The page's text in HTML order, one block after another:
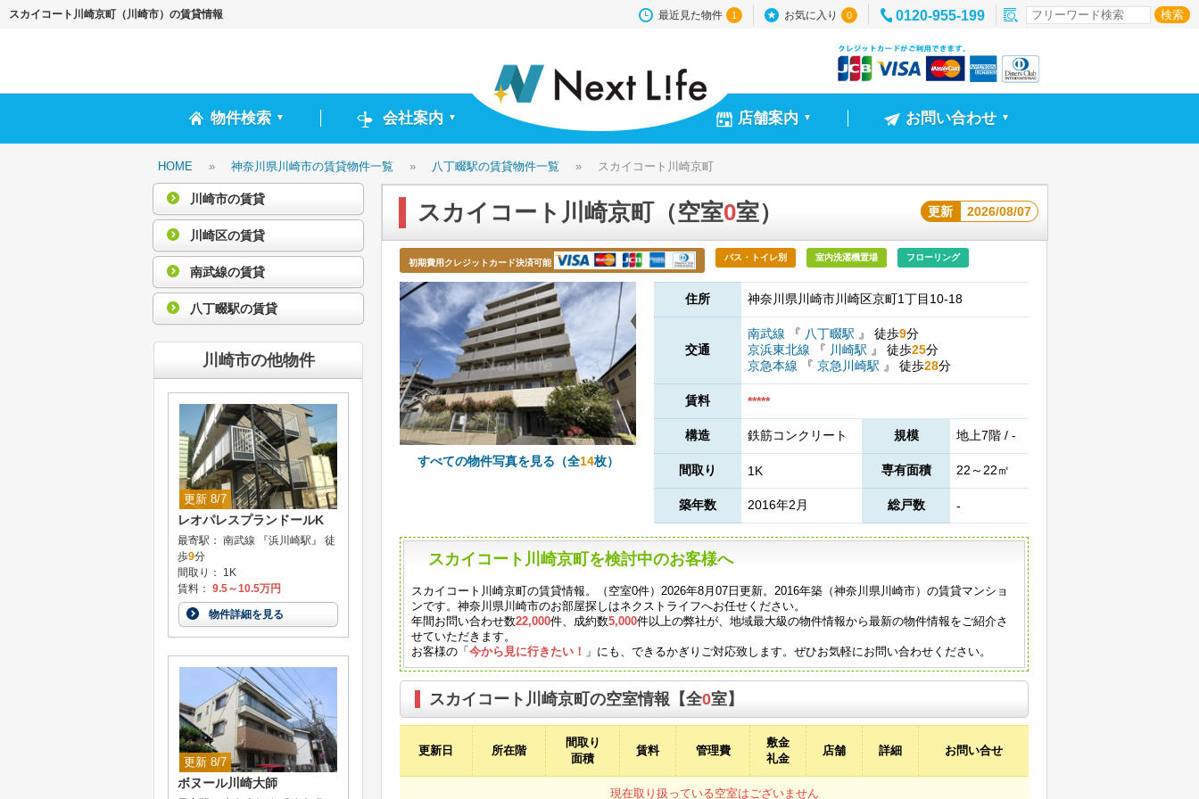
スカイコート川崎京町（川崎市）の賃貸情報 最近見た物件 1 お気に入り 0 0120-955-199
物件検索 ▼ 会社案内 ▼ 店舗案内 ▼ お問い合わせ ▼
HOME » 神奈川県川崎市の賃貸物件一覧 » 八丁畷駅の賃貸物件一覧 » スカイコート川崎京町
スカイコート川崎京町（空室0室） 更新 2026/08/07
初期費用クレジットカード決済可能
バス・トイレ別 室内洗濯機置場 フローリング
すべての物件写真を見る（全14枚）
住所 神奈川県川崎市川崎区京町1丁目10-18
交通
南武線 『 八丁畷駅 』 徒歩9分
京浜東北線
『 川崎駅 』 徒歩25分
京急本線
『 京急川崎駅 』 徒歩28分
賃料 *****
構造 鉄筋コンクリート 規模 地上7階 / -
間取り 1K 専有面積 22～22㎡
築年数 2016年2月 総戸数 -
スカイコート川崎京町を検討中のお客様へ
スカイコート川崎京町の賃貸情報。（空室0件）2026年8月07日更新。2016年築（神奈川県川崎市）の賃貸マンショ
ンです。神奈川県川崎市のお部屋探しはネクストライフへお任せください。
年間お問い合わせ数22,000件、成約数5,000件以上の弊社が、地域最大級の物件情報から最新の物件情報をご紹介さ
せていただきます。
お客様の「今から見に行きたい！ 」にも、できるかぎりご対応致します。ぜひお気軽にお問い合わせください。
スカイコート川崎京町の空室情報【全0室】
更新日 所在階
間取り
面積
賃料 管理費
敷金
礼金
店舗 詳細 お問い合せ
現在取り扱っている空室はございません
川崎市の賃貸
川崎区の賃貸
南武線の賃貸
八丁畷駅の賃貸
川崎市の他物件
更新 8/7
レオパレスプランドールK
最寄駅： 南武線 『浜川崎駅』 徒
歩9分
間取り： 1K
賃料： 9.5～10.5万円
物件詳細を見る
更新 8/7
ボヌール川崎大師